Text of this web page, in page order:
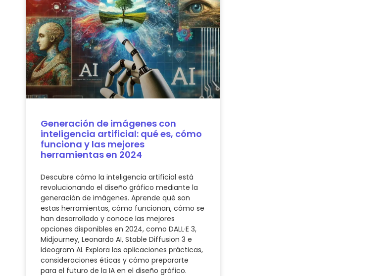
Generación de imágenes con
inteligencia artificial: qué es, cómo
funciona y las mejores
herramientas en 2024
Descubre cómo la inteligencia artificial está
revolucionando el diseño gráfico mediante la
generación de imágenes. Aprende qué son
estas herramientas, cómo funcionan, cómo se
han desarrollado y conoce las mejores
opciones disponibles en 2024, como DALL·E 3,
Midjourney, Leonardo AI, Stable Diffusion 3 e
Ideogram AI. Explora las aplicaciones prácticas,
consideraciones éticas y cómo prepararte
para el futuro de la IA en el diseño gráfico.